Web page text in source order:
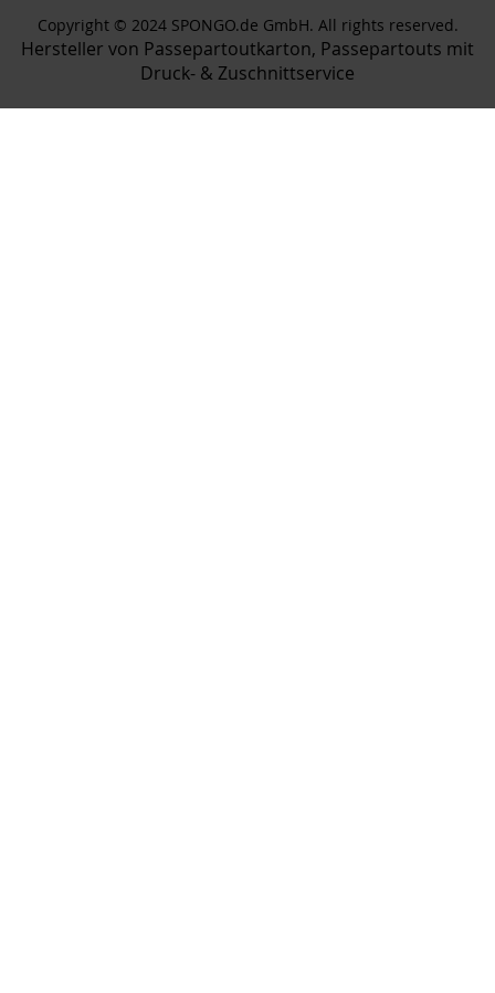
Copyright © 2024 SPONGO.de GmbH. All rights reserved.
Hersteller von Passepartoutkarton, Passepartouts mit
Druck- & Zuschnittservice